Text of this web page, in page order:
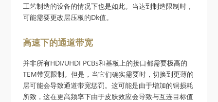
工艺制造的设备的情况下也是如此。当达到制造限制时，
可能需要更改层压板的Dk值。
高速下的通道带宽
并非所有HDI/UHDI PCBs和基板上的接口都需要极高的
TEM带宽限制。但是，当它们确实需要时，切换到更薄的
层可能会导致通道带宽惩罚。这可能是由于增加的铜损耗
所致，这在更高频率下由于皮肤效应会导致与互连目标值